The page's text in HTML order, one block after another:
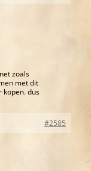
zoals
met dit
kopen. dus
#2585